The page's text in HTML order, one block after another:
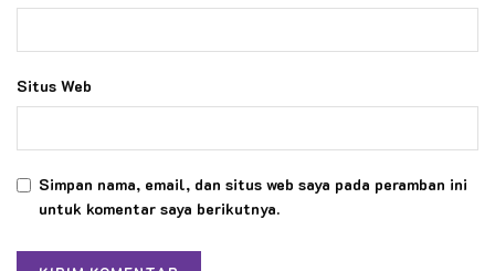
Situs Web
Simpan nama, email, dan situs web saya pada peramban ini
untuk komentar saya berikutnya.